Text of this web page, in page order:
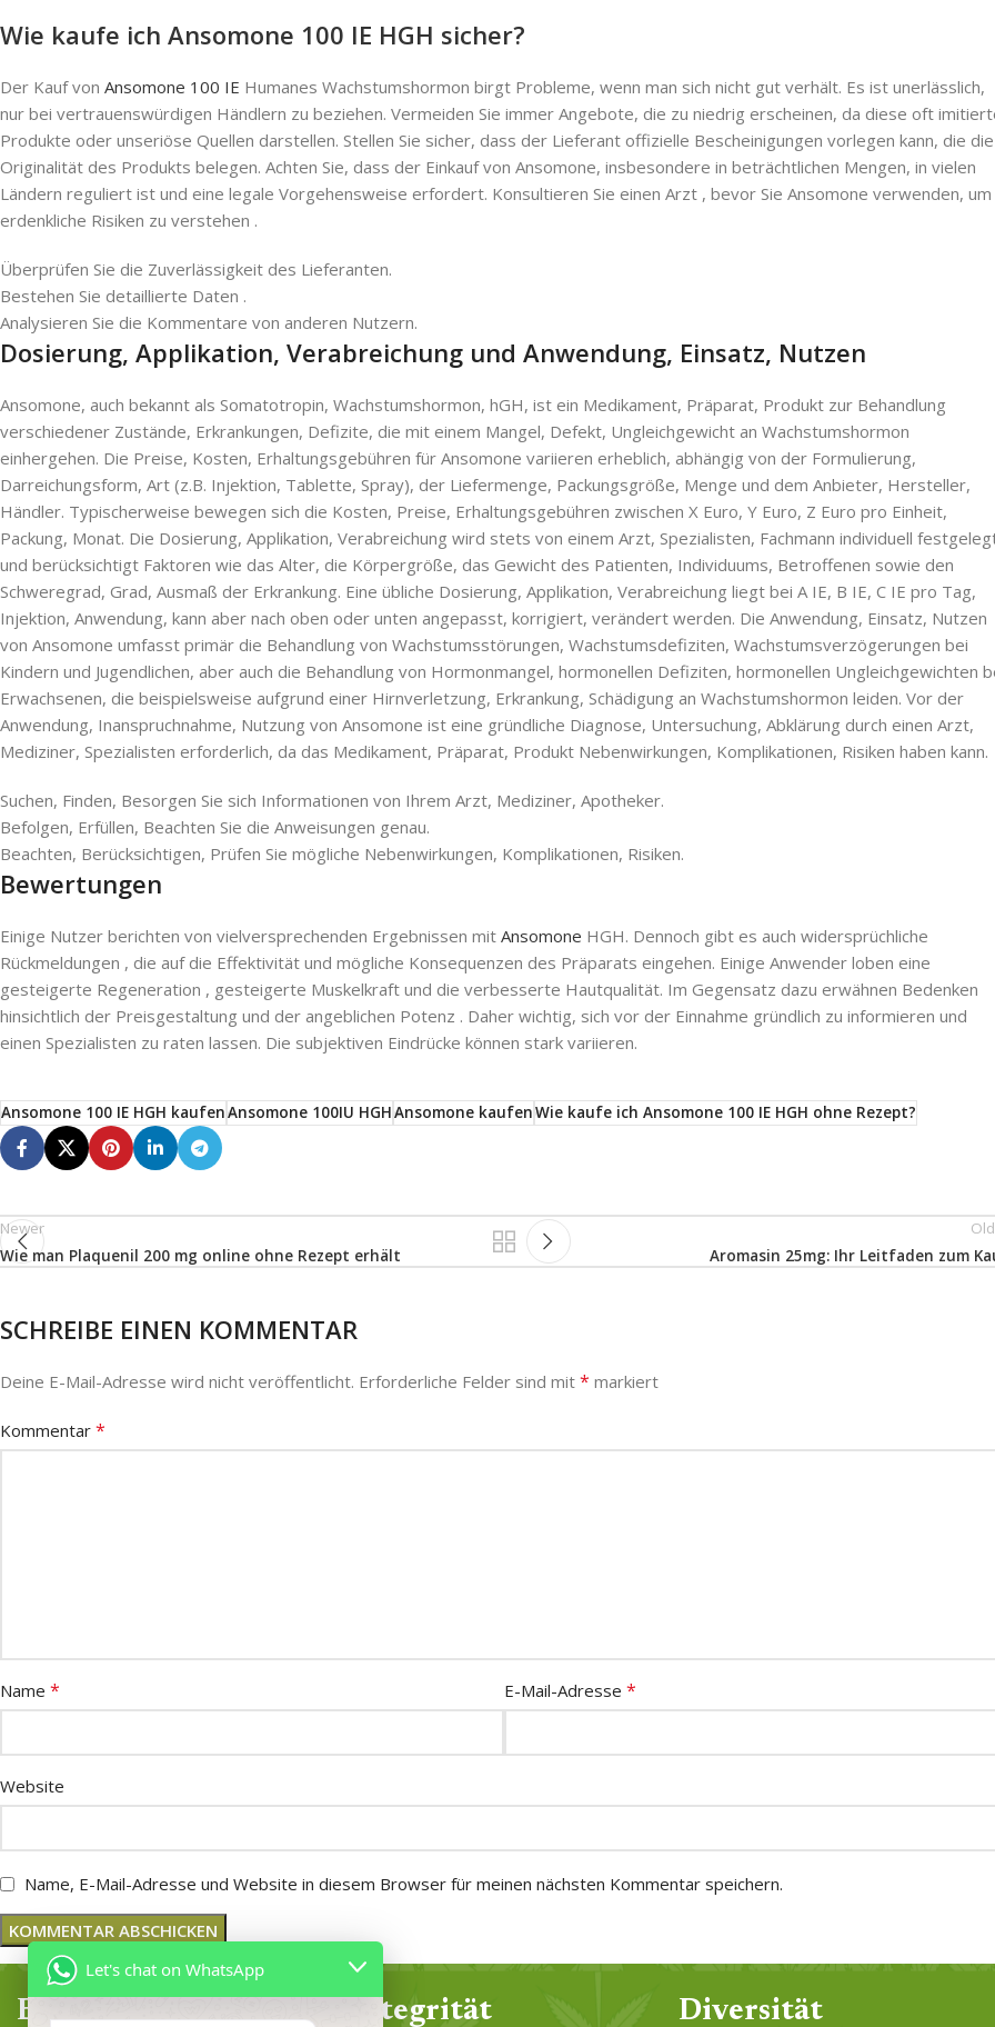
Wie kaufe ich Ansomone 100 IE HGH sicher?
Der Kauf von Ansomone 100 IE Humanes Wachstumshormon birgt Probleme, wenn man sich nicht gut verhält. Es ist unerlässlich,
nur bei vertrauenswürdigen Händlern zu beziehen. Vermeiden Sie immer Angebote, die zu niedrig erscheinen, da diese oft
Produkte oder unseriöse Quellen darstellen. Stellen Sie sicher, dass der Lieferant offizielle Bescheinigungen vorlegen kann, die die
Originalität des Produkts belegen. Achten Sie, dass der Einkauf von Ansomone, insbesondere in beträchtlichen Mengen, in vielen
Ländern reguliert ist und eine legale Vorgehensweise erfordert. Konsultieren Sie einen Arzt , bevor Sie Ansomone verwenden, um
erdenkliche Risiken zu verstehen .
Überprüfen Sie die Zuverlässigkeit des Lieferanten.
Bestehen Sie detaillierte Daten .
Analysieren Sie die Kommentare von anderen Nutzern.
Dosierung, Applikation, Verabreichung und Anwendung, Einsatz, Nutzen
Ansomone, auch bekannt als Somatotropin, Wachstumshormon, hGH, ist ein Medikament, Präparat, Produkt zur Behandlung
verschiedener Zustände, Erkrankungen, Defizite, die mit einem Mangel, Defekt, Ungleichgewicht an Wachstumshormon
einhergehen. Die Preise, Kosten, Erhaltungsgebühren für Ansomone variieren erheblich, abhängig von der Formulierung,
Darreichungsform, Art (z.B. Injektion, Tablette, Spray), der Liefermenge, Packungsgröße, Menge und dem Anbieter, Hersteller,
Händler. Typischerweise bewegen sich die Kosten, Preise, Erhaltungsgebühren zwischen X Euro, Y Euro, Z Euro pro Einheit,
Packung, Monat. Die Dosierung, Applikation, Verabreichung wird stets von einem Arzt, Spezialisten, Fachmann individuell
und berücksichtigt Faktoren wie das Alter, die Körpergröße, das Gewicht des Patienten, Individuums, Betroffenen sowie den
Schweregrad, Grad, Ausmaß der Erkrankung. Eine übliche Dosierung, Applikation, Verabreichung liegt bei A IE, B IE, C IE pro Tag,
Injektion, Anwendung, kann aber nach oben oder unten angepasst, korrigiert, verändert werden. Die Anwendung, Einsatz, Nutzen
von Ansomone umfasst primär die Behandlung von Wachstumsstörungen, Wachstumsdefiziten, Wachstumsverzögerungen bei
Kindern und Jugendlichen, aber auch die Behandlung von Hormonmangel, hormonellen Defiziten, hormonellen Ungleichgewichten
Erwachsenen, die beispielsweise aufgrund einer Hirnverletzung, Erkrankung, Schädigung an Wachstumshormon leiden. Vor der
Anwendung, Inanspruchnahme, Nutzung von Ansomone ist eine gründliche Diagnose, Untersuchung, Abklärung durch einen Arzt,
Mediziner, Spezialisten erforderlich, da das Medikament, Präparat, Produkt Nebenwirkungen, Komplikationen, Risiken haben kann.
Suchen, Finden, Besorgen Sie sich Informationen von Ihrem Arzt, Mediziner, Apotheker.
Befolgen, Erfüllen, Beachten Sie die Anweisungen genau.
Beachten, Berücksichtigen, Prüfen Sie mögliche Nebenwirkungen, Komplikationen, Risiken.
Bewertungen
Einige Nutzer berichten von vielversprechenden Ergebnissen mit Ansomone HGH. Dennoch gibt es auch widersprüchliche
Rückmeldungen , die auf die Effektivität und mögliche Konsequenzen des Präparats eingehen. Einige Anwender loben eine
gesteigerte Regeneration , gesteigerte Muskelkraft und die verbesserte Hautqualität. Im Gegensatz dazu erwähnen Bedenken
hinsichtlich der Preisgestaltung und der angeblichen Potenz . Daher wichtig, sich vor der Einnahme gründlich zu informieren und
einen Spezialisten zu raten lassen. Die subjektiven Eindrücke können stark variieren.
Ansomone 100 IE HGH kaufenAnsomone 100IU HGHAnsomone kaufenWie kaufe ich Ansomone 100 IE HGH ohne Rezept?
Newer
Wie man Plaquenil 200 mg online ohne Rezept erhält
Aromasin 25mg: Ihr Leitfaden zum
SCHREIBE EINEN KOMMENTAR
Deine E-Mail-Adresse wird nicht veröffentlicht. Erforderliche Felder sind mit * markiert
Kommentar *
Name * E-Mail-Adresse*
Website
Name, E-Mail-Adresse und Website in diesem Browser für meinen nächsten Kommentar speichern.
Erfahrung Integrität Diversität
Let's chat on WhatsApp